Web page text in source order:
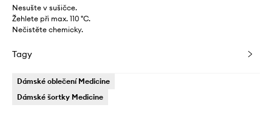
Nesušte v sušičce.
Žehlete při max. 110 °C.
Nečistěte chemicky.
Tagy
Dámské oblečení Medicine
Dámské šortky Medicine